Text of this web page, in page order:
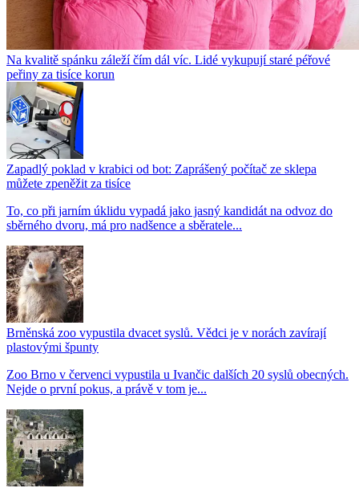
Na kvalitě spánku záleží čím dál víc. Lidé vykupují staré péřové
peřiny za tisíce korun
Zapadlý poklad v krabici od bot: Zaprášený počítač ze sklepa
můžete zpeněžit za tisíce
To, co při jarním úklidu vypadá jako jasný kandidát na odvoz do
sběrného dvoru, má pro nadšence a sběratele...
Brněnská zoo vypustila dvacet syslů. Vědci je v norách zavírají
plastovými špunty
Zoo Brno v červenci vypustila u Ivančic dalších 20 syslů obecných.
Nejde o první pokus, a právě v tom je...